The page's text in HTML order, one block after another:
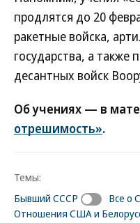
продлятся до 20
ракетные войска,
государства, а
десантных войск
Об учениях — в
отрешимость».
Темы:
Бывший СССР
Все о
Отношения США и